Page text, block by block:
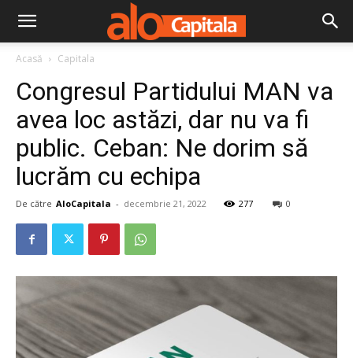
Acasă Capitala
Congresul Partidului MAN va
avea loc astăzi, dar nu va fi
public. Ceban: Ne dorim să
lucrăm cu echipa
De către AloCapitala - decembrie 21, 2022 277 0